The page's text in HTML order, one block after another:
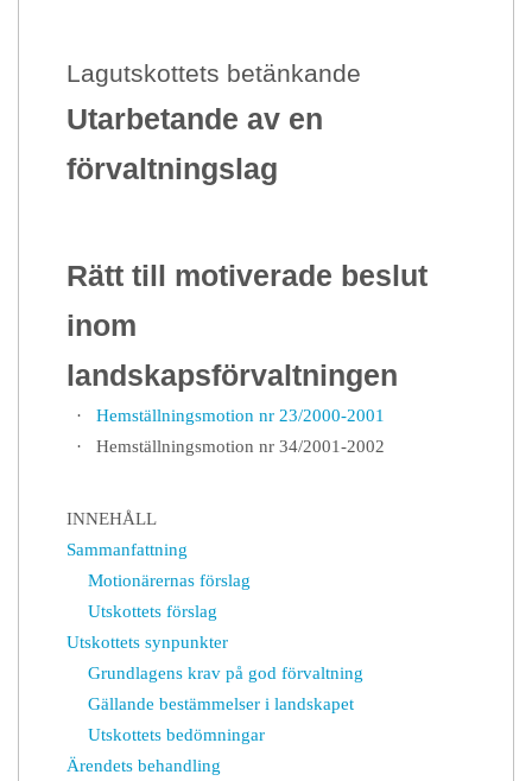
Lagutskottets betänkande
Utarbetande av en
förvaltningslag
Rätt till motiverade beslut
inom
landskapsförvaltningen
·
Hemställningsmotion nr 23/2000-2001
·
Hemställningsmotion nr 34/2001-2002
INNEHÅLL
Sammanfattning
Motionärernas förslag
Utskottets förslag
Utskottets synpunkter
Grundlagens krav på god förvaltning
Gällande bestämmelser i landskapet
Utskottets bedömningar
Ärendets behandling